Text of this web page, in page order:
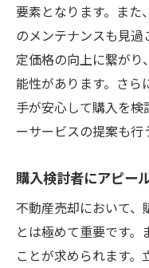
要素となります。また
のメンテナンスも見
定価格の向上に繋が
能性があります。さら
手が安心して購入を
ーサービスの提案も行
購入検討者にアピー
不動産売却において
とは極めて重要です
ことが求められます